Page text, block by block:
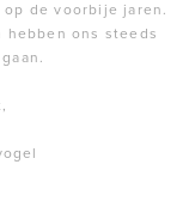
de voorbije jaren.
ons steeds